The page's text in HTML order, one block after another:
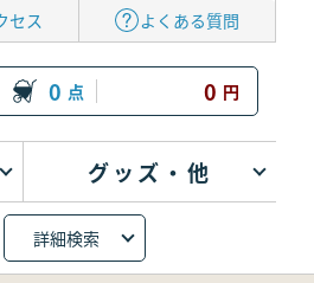
セス よくある質問
0 点 0 円
グッズ・他
詳細検索